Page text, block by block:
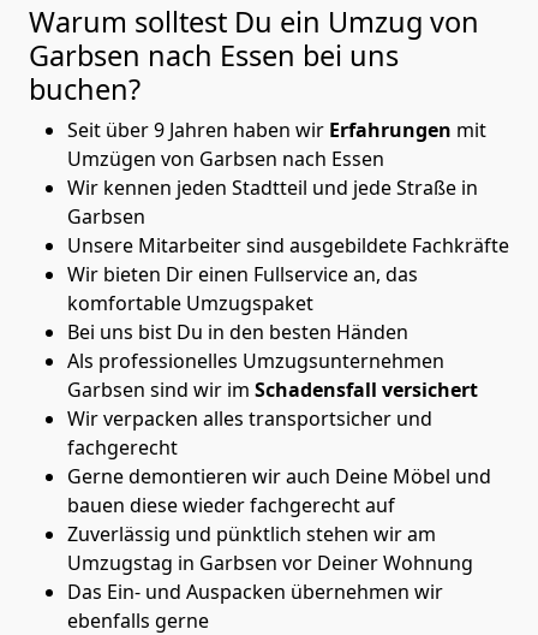
Warum solltest Du ein Umzug von
Garbsen nach Essen bei uns
buchen?
Seit über 9 Jahren haben wir Erfahrungen mit
Umzügen von Garbsen nach Essen
Wir kennen jeden Stadtteil und jede Straße in
Garbsen
Unsere Mitarbeiter sind ausgebildete Fachkräfte
Wir bieten Dir einen Fullservice an, das
komfortable Umzugspaket
Bei uns bist Du in den besten Händen
Als professionelles Umzugsunternehmen
Garbsen sind wir im Schadensfall versichert
Wir verpacken alles transportsicher und
fachgerecht
Gerne demontieren wir auch Deine Möbel und
bauen diese wieder fachgerecht auf
Zuverlässig und pünktlich stehen wir am
Umzugstag in Garbsen vor Deiner Wohnung
Das Ein- und Auspacken übernehmen wir
ebenfalls gerne